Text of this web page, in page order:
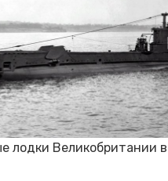
лодки Великобритании